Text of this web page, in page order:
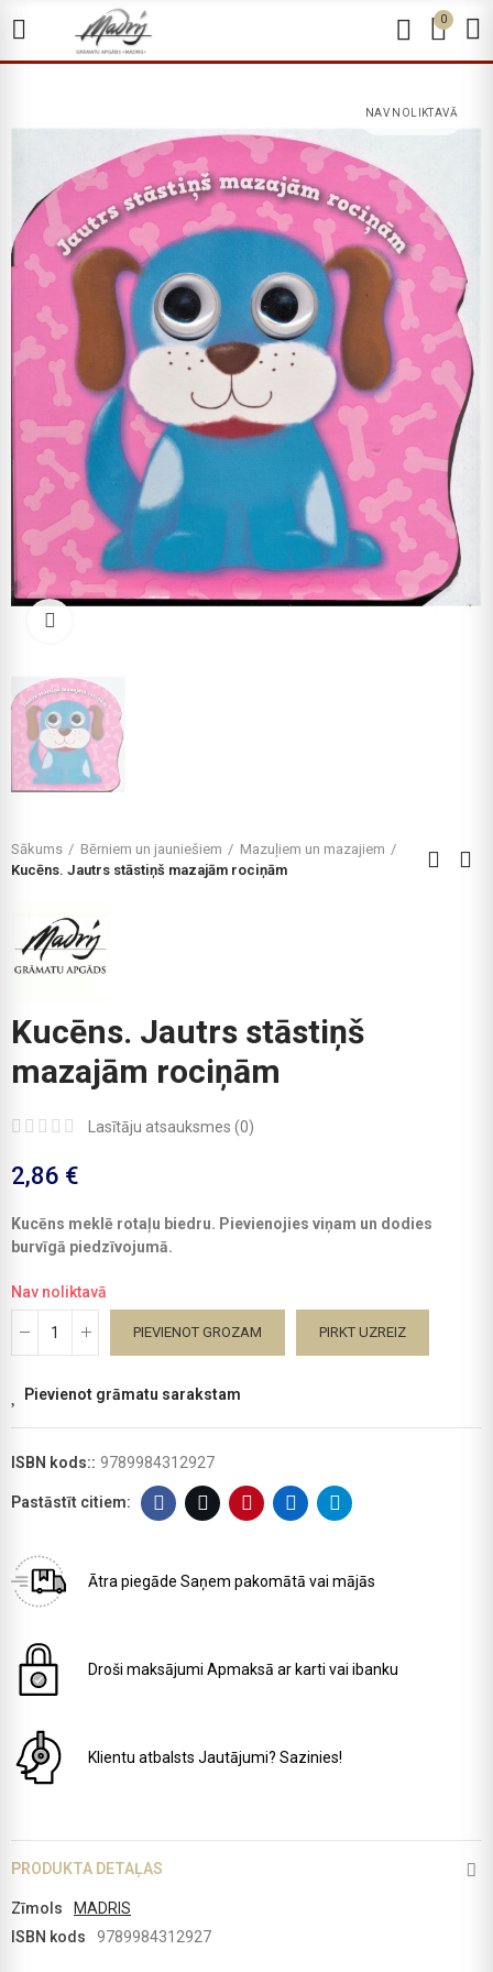
0
NAV NOLIKTAVĀ
Sākums Bērniem un jauniešiem
Mazuļiem un mazajiem
Kucēns. Jautrs stāstiņš mazajām rociņām
Kucēns. Jautrs stāstiņš
mazajām rociņām
Lasītāju atsauksmes (0)
2,86 €
Kucēns meklē rotaļu biedru. Pievienojies viņam un dodies
burvīgā piedzīvojumā.
Nav noliktavā
PIEVIENOT GROZAM PIRKT UZREIZ
Pievienot grāmatu sarakstam
ISBN kods:: 9789984312927
Ātra piegāde Saņem pakomātā vai mājās
Droši maksājumi Apmaksā ar karti vai ibanku
Klientu atbalsts Jautājumi? Sazinies!
PRODUKTA DETAĻAS
Zīmols
MADRIS
ISBN kods
9789984312927